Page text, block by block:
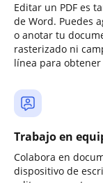
Editar un PDF es
de Word. Puedes
o anotar tu
rasterizado ni
línea para
Trabajo en
Colabora en
dispositivo de